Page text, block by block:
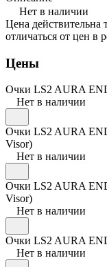
Нет в наличии
Цена действительна
отличаться от цен в
Цены
Очки LS2 AURA
Нет в наличии
Очки LS2 AURA
Visor)
Нет в наличии
Очки LS2 AURA
Visor)
Нет в наличии
Очки LS2 AURA
Нет в наличии